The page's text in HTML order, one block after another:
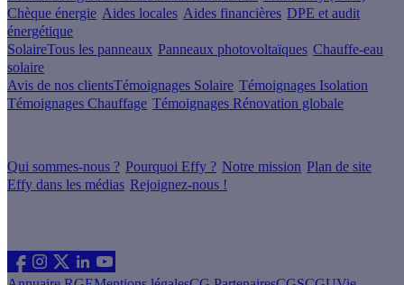
Chèque énergie Aides locales Aides financières DPE et audit
énergétique
SolaireTous les panneaux Panneaux photovoltaïques Chauffe-eau
solaire
Avis de nos clientsTémoignages Solaire Témoignages Isolation
Témoignages Chauffage Témoignages Rénovation globale
Qui sommes-nous ? Pourquoi Effy ? Notre mission Plan de site
Effy dans les médias Rejoignez-nous !